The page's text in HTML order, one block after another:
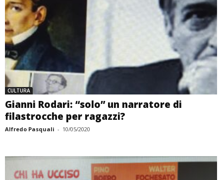
CULTURA
Gianni Rodari: “solo” un narratore di
filastrocche per ragazzi?
Alfredo Pasquali - 10/05/2020